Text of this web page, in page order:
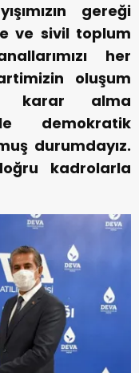
gereği
ve sivil toplum
her
oluşum
karar alma
demokratik
durumdayız.
kadrolarla